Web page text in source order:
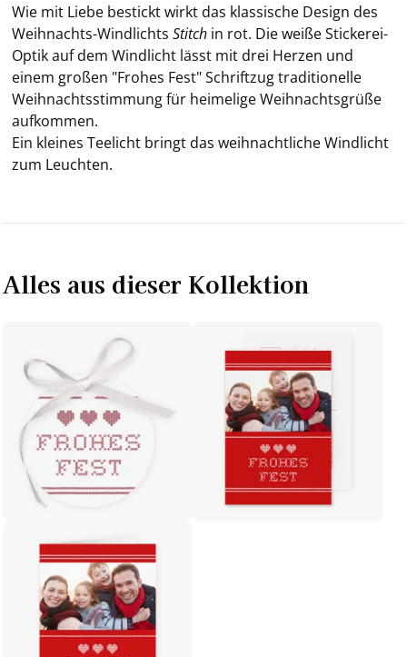
Wie mit Liebe be­stickt wirkt das klas­si­sche De­sign des
Weihnachts-​Windlichts Stitch in rot. Die weiße Stickerei-​
Optik auf dem Wind­licht lässt mit drei Her­zen und
einem gro­ßen "Fro­hes Fest" Schrift­zug tra­di­tio­nel­le
Weih­nachts­stim­mung für hei­me­li­ge Weih­nachts­grü­ße
auf­kom­men.
Ein klei­nes Tee­licht bringt das weih­nacht­li­che Wind­licht
zum Leuch­ten.
Alles aus dieser Kollektion